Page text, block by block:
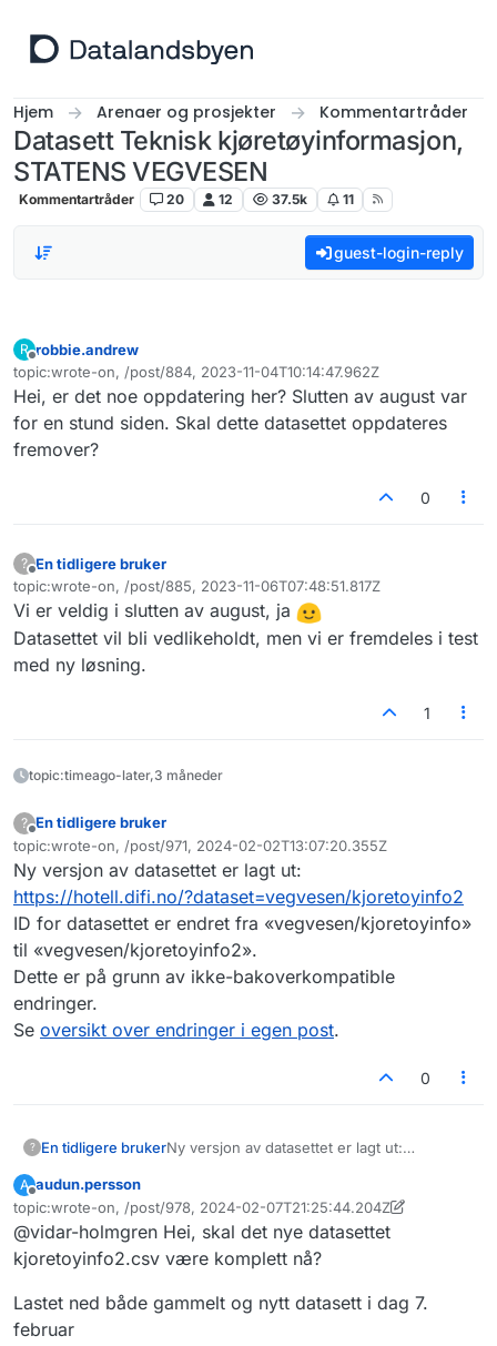
Hjem Arenaer og prosjekter Kommentartråder
Datasett Teknisk kjøretøyinformasjon,
STATENS VEGVESEN
Kommentartråder 20 12 37.5k 11
guest-login-reply
R
Frakoblet
robbie.andrew
topic:wrote-on, /post/884, 2023-11-04T10:14:47.962Z
Sist endret av
Hei, er det noe oppdatering her? Slutten av august var
for en stund siden. Skal dette datasettet oppdateres
fremover?
0
?
Frakoblet
En tidligere bruker
topic:wrote-on, /post/885, 2023-11-06T07:48:51.817Z
Sist endret av
Vi er veldig i slutten av august, ja
Datasettet vil bli vedlikeholdt, men vi er fremdeles i test
med ny løsning.
1
topic:timeago-later,3 måneder
?
Frakoblet
En tidligere bruker
topic:wrote-on, /post/971, 2024-02-02T13:07:20.355Z
Sist endret av
Ny versjon av datasettet er lagt ut:
https://hotell.difi.no/?dataset=vegvesen/kjoretoyinfo2
ID for datasettet er endret fra «vegvesen/kjoretoyinfo»
til «vegvesen/kjoretoyinfo2».
Dette er på grunn av ikke-bakoverkompatible
endringer.
Se oversikt over endringer i egen post.
0
? En tidligere brukerNy versjon av datasettet er lagt ut:
ID for datasettet er endret fra
«vegvesen/kjoretoyinfo» til
«vegvesen/kjoretoyinfo2».
Dette er på grunn av ikke-
bakoverkompatible endringer.
Seoversikt over endringer i egen post
A
Frakoblet
audun.persson
topic:wrote-on, /post/978, 2024-02-07T21:25:44.204Z
Sist endret av audun.persson2. aug. 2024, 10:27
@vidar-holmgren Hei, skal det nye datasettet
kjoretoyinfo2.csv være komplett nå?
Lastet ned både gammelt og nytt datasett i dag 7.
februar